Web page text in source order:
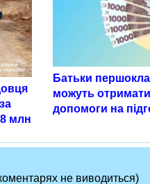
8 млн
Батьки
можуть
допомоги на
не виводиться)